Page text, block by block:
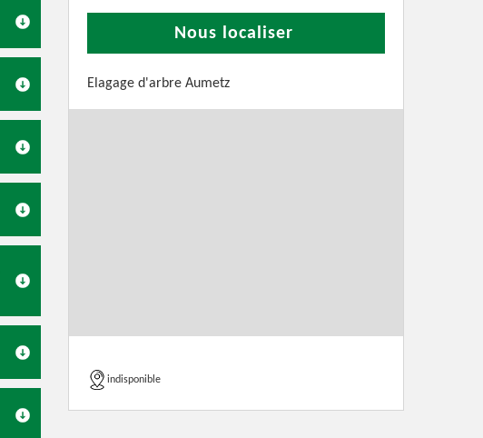
Nous localiser
Elagage d'arbre Aumetz
indisponible